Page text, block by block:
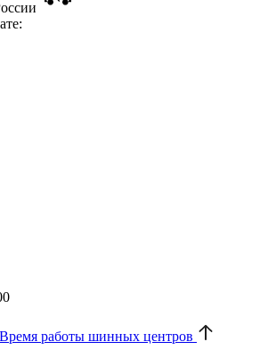
Время работы шинных центров